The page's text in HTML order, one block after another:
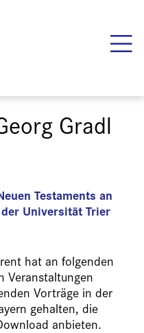
Gradl
Testaments an
Universität Trier
hat an folgenden
Veranstaltungen
Vorträge in der
gehalten, die
anbieten.